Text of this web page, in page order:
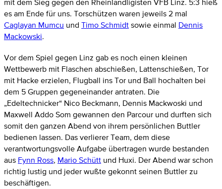
es am Ende für uns. Torschützen waren jeweils 2 mal
Caglayan Mumcu und Timo Schmidtsowie einmal Dennis
Mackowski.
Vor dem Spiel gegen Linz gab es noch einen kleinen
Wettbewerb mit Flaschen abschießen, Lattenschießen, Tor
mit Hacke erzielen, Flugball ins Tor und Ball hochalten bei
dem 5 Gruppen gegeneinander antraten. Die
„Edeltechnicker“ Nico Beckmann, Dennis Mackwoski und
Maxwell Addo Som gewannen den Parcour und durften sich
somit den ganzen Abend von ihrem persönlichen Buttler
bedienen lassen. Das verlierer Team, dem diese
verantwortungsvolle Aufgabe übertragen wurde bestanden
aus Fynn Ross, Mario Schütt und Huxi. Der Abend war schon
richtig lustig und jeder wußte gekonnt seinen Buttler zu
beschäftigen.